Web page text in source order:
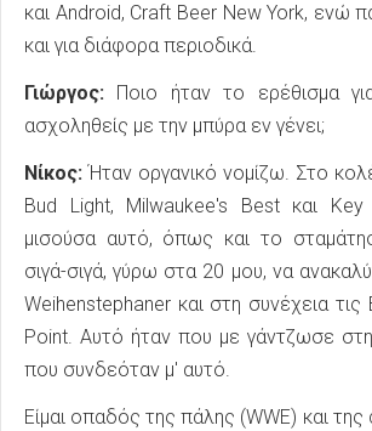
και Android, Craft Beer New York, ενώ
και για διάφορα περιοδικά.
Γιώργος: Ποιο ήταν το ερέθισμα
ασχοληθείς με την μπύρα εν γένει;
Νίκος: Ήταν οργανικό νομίζω. Στο
Bud Light, Milwaukee's Best και
μισούσα αυτό, όπως και το
σιγά-σιγά, γύρω στα 20 μου, να
Weihenstephaner και στη συνέχεια τις
Point. Αυτό ήταν που με γάντζωσε
που συνδεόταν μ' αυτό.
Είμαι οπαδός της πάλης (WWE) και